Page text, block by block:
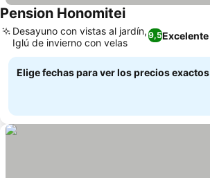
Pension Honomitei
9,5Excelente
Desayuno con vistas al jardín,
Iglú de invierno con velas
Elige fechas para ver los precios exactos